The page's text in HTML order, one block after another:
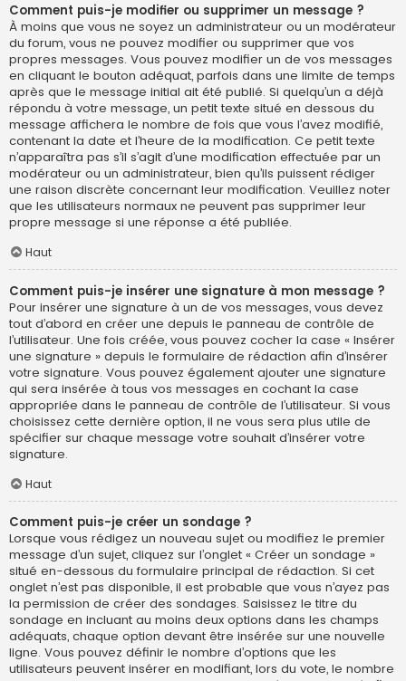
Comment puis-je modifier ou supprimer un message ?
À moins que vous ne soyez un administrateur ou un modérateur
du forum, vous ne pouvez modifier ou supprimer que vos
propres messages. Vous pouvez modifier un de vos messages
en cliquant le bouton adéquat, parfois dans une limite de temps
après que le message initial ait été publié. Si quelqu’un a déjà
répondu à votre message, un petit texte situé en dessous du
message affichera le nombre de fois que vous l’avez modifié,
contenant la date et l’heure de la modification. Ce petit texte
n’apparaîtra pas s’il s’agit d’une modification effectuée par un
modérateur ou un administrateur, bien qu’ils puissent rédiger
une raison discrète concernant leur modification. Veuillez noter
que les utilisateurs normaux ne peuvent pas supprimer leur
propre message si une réponse a été publiée.
Haut
Comment puis-je insérer une signature à mon message ?
Pour insérer une signature à un de vos messages, vous devez
tout d’abord en créer une depuis le panneau de contrôle de
l’utilisateur. Une fois créée, vous pouvez cocher la case « Insérer
une signature » depuis le formulaire de rédaction afin d’insérer
votre signature. Vous pouvez également ajouter une signature
qui sera insérée à tous vos messages en cochant la case
appropriée dans le panneau de contrôle de l’utilisateur. Si vous
choisissez cette dernière option, il ne vous sera plus utile de
spécifier sur chaque message votre souhait d’insérer votre
signature.
Haut
Comment puis-je créer un sondage ?
Lorsque vous rédigez un nouveau sujet ou modifiez le premier
message d’un sujet, cliquez sur l’onglet « Créer un sondage »
situé en-dessous du formulaire principal de rédaction. Si cet
onglet n’est pas disponible, il est probable que vous n’ayez pas
la permission de créer des sondages. Saisissez le titre du
sondage en incluant au moins deux options dans les champs
adéquats, chaque option devant être insérée sur une nouvelle
ligne. Vous pouvez définir le nombre d’options que les
utilisateurs peuvent insérer en modifiant, lors du vote, le nombre